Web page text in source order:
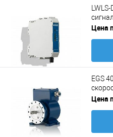
Цена
EGS
-
Цена